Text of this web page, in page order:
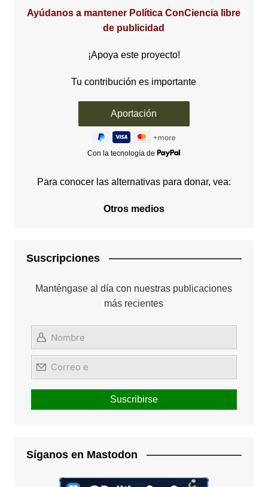
Ayúdanos a mantener Política ConCiencia libre
de publicidad
¡Apoya este proyecto!
Tu contribución es importante
Con la tecnología de
Para conocer las alternativas para donar, vea:
Otros medios
Suscripciones
Manténgase al día con nuestras publicaciones
más recientes
Síganos en Mastodon